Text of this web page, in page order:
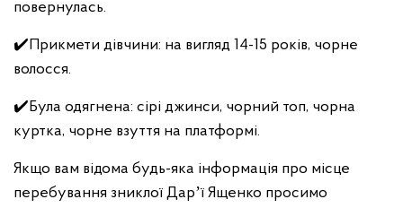
повернулась.
✔️Прикмети дівчини: на вигляд 14-15 років, чорне
волосся.
✔️Була одягнена: сірі джинси, чорний топ, чорна
куртка, чорне взуття на платформі.
Якщо вам відома будь-яка інформація про місце
перебування зниклої Дарʼї Ященко просимо